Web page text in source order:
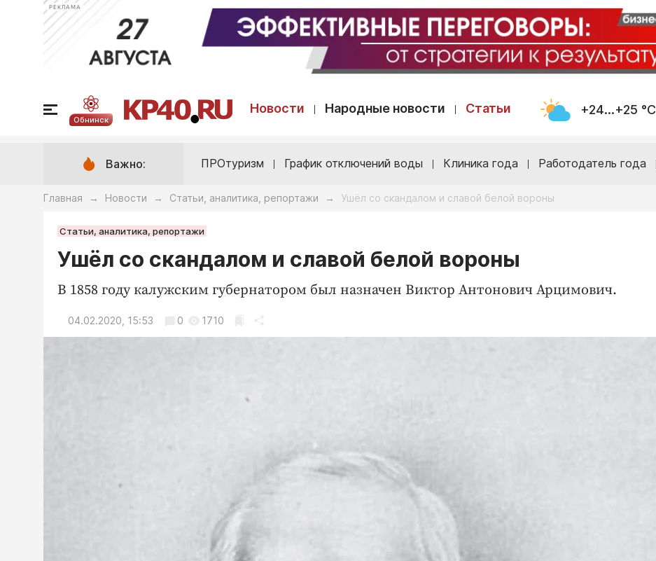
РЕКЛАМА
Обнинск
Новости Народные новости Статьи +24...+25 °С
Важно: ПРОтуризм График отключений воды Клиника года Работодатель года
Главная → Новости → Статьи, аналитика, репортажи → Ушёл со скандалом и славой белой вороны
Статьи, аналитика, репортажи
Ушёл со скандалом и славой белой вороны
В 1858 году калужским губернатором был назначен Виктор Антонович Арцимович.
04.02.2020, 15:53 0 1710